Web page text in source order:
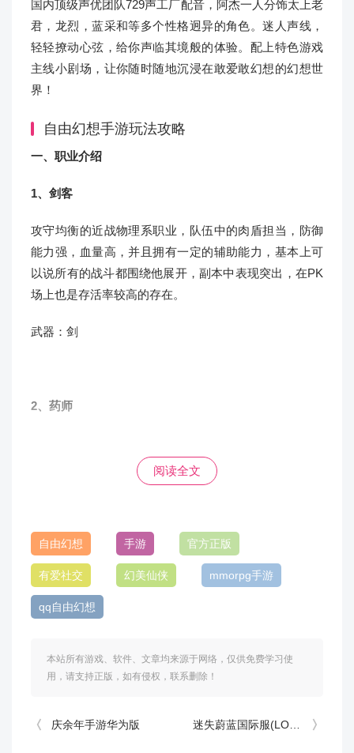
国内顶级声优团队729声工厂配音，阿杰一人分饰太上老
君，龙烈，蓝采和等多个性格迥异的角色。迷人声线，
轻轻撩动心弦，给你声临其境般的体验。配上特色游戏
主线小剧场，让你随时随地沉浸在敢爱敢幻想的幻想世
界！
自由幻想手游玩法攻略
一、职业介绍
1、剑客
攻守均衡的近战物理系职业，队伍中的肉盾担当，防御
能力强，血量高，并且拥有一定的辅助能力，基本上可
以说所有的战斗都围绕他展开，副本中表现突出，在PK
场上也是存活率较高的存在。
武器：剑
2、药师
疗和辅助的作用，同时也是队伍保护的重点对象，不论
何时何地，只要药师不死，想杀死他/她的队友真的没这
武器：法杖
3、术士
输出十分暴力的远程法系职业，在队伍中是个全能支
援，依靠强大的远程攻击技能，随时能保持对怪的输
队伍里刷怪速度更快。
阅读全文
自由幻想 手游 官方正版
有爱社交 幻美仙侠 mmorpg手游
qq自由幻想
本站所有游戏、软件、文章均来源于网络，仅供免费学习使
用，请支持正版，如有侵权，联系删除！
庆余年手游华为版 迷失蔚蓝国际服(LOST in BLUE)